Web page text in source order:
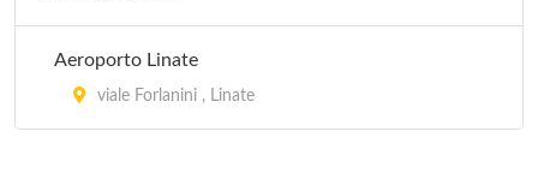
Aeroporto Linate
viale Forlanini , Linate